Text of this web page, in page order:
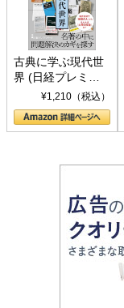
古典に学ぶ現代世
界 (日経プレミア
シリーズ)¥1,210（税込）